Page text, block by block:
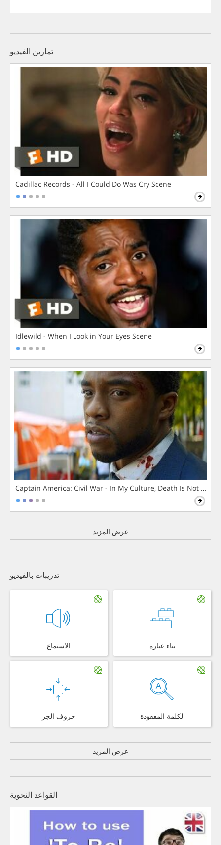
تمارين الفيديو
Cadillac Records - All I Could Do Was Cry Scene
Idlewild - When I Look in Your Eyes Scene
Captain America: Civil War - In My Culture, Death Is Not The
عرض المزيد
تدريبات بالفيديو
الاستماع بناء عبارة
حروف الجر الكلمة المفقودة
عرض المزيد
القواعد النحوية